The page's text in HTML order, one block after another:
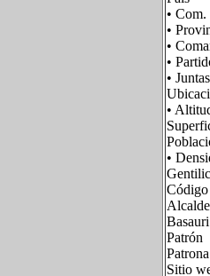
•
•
•
•
•
•
•
Patrón
Sitio